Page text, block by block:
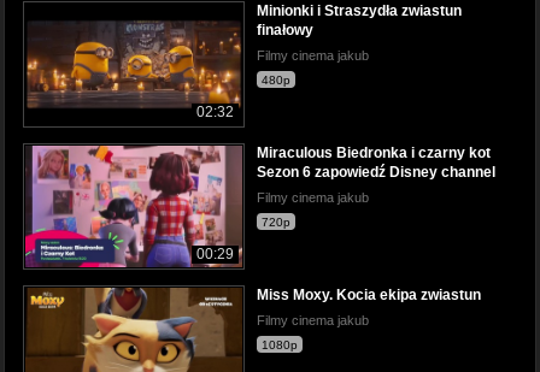
02:32
Minionki i Straszydła zwiastun
finałowy
Filmy cinema jakub
480p
00:29
Miraculous Biedronka i czarny kot
Sezon 6 zapowiedź Disney channel
Filmy cinema jakub
720p
Miss Moxy. Kocia ekipa zwiastun
Filmy cinema jakub
1080p